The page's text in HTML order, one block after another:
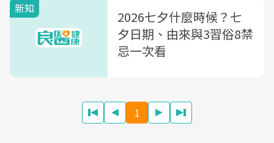
新知
2026七夕什麼時候？七
夕日期、由來與3習俗8禁
忌一次看
1